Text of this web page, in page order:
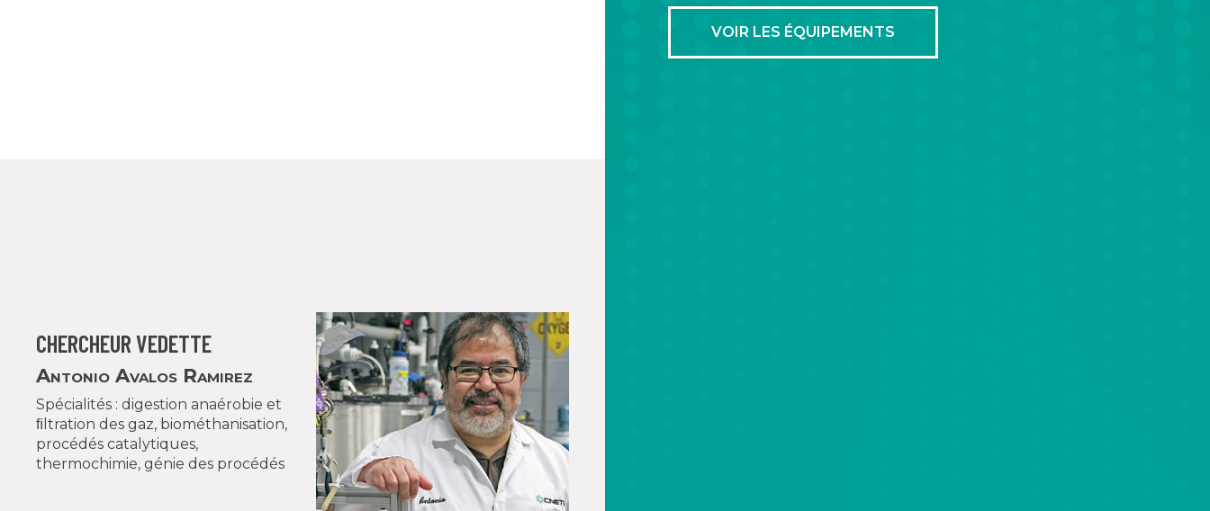
CHERCHEUR VEDETTE
Antonio Avalos Ramirez
Spécialités : digestion anaérobie et
ﬁltration des gaz, biométhanisation,
procédés catalytiques,
thermochimie, génie des procédés
VOIR LES ÉQUIPEMENTS